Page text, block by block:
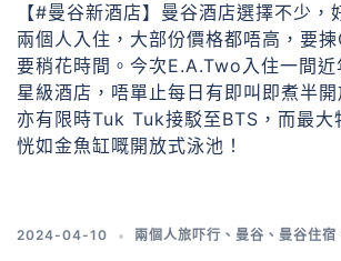
【#曼谷新酒店】曼谷酒店選擇不少，
兩個人入住，大部份價格都唔高，要
要稍花時間。今次E.A.Two入住一間近
星級酒店，唔單止每日有即叫即煮半
亦有限時Tuk Tuk接駁至BTS，而最大
恍如金魚缸嘅開放式泳池！
2024-04-10 兩個人旅吓行 、 曼谷 、 曼谷住宿